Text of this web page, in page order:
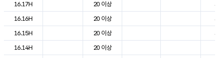
16.17H
20 이상
16.16H
20 이상
16.15H
20 이상
16.14H
20 이상